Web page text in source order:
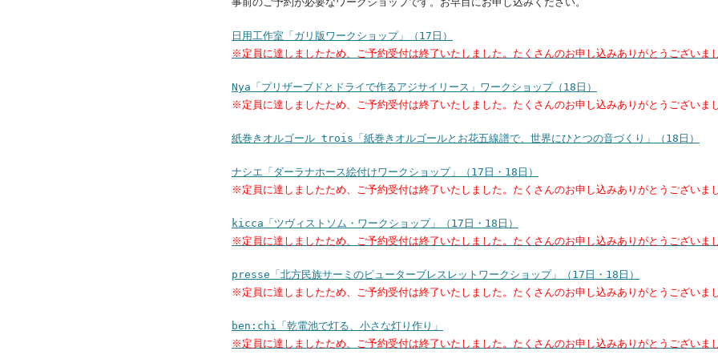
日用工作室「ガリ版ワークショップ」（17日）
※定員に達しましたため、ご予約受付は終了いたしました。たくさんのお申し込みありがとうございまし
Nya「プリザーブドとドライで作るアジサイリース」ワークショップ（18日）
※定員に達しましたため、ご予約受付は終了いたしました。たくさんのお申し込みありがとうございまし
紙巻きオルゴール trois「紙巻きオルゴールとお花五線譜で、世界にひとつの音づくり」（18日）
ナシエ「ダーラナホース絵付けワークショップ」（17日・18日）
※定員に達しましたため、ご予約受付は終了いたしました。たくさんのお申し込みありがとうございまし
kicca「ツヴィストソム・ワークショップ」（17日・18日）
※定員に達しましたため、ご予約受付は終了いたしました。たくさんのお申し込みありがとうございまし
presse「北方民族サーミのピューターブレスレットワークショップ」（17日・18日）
※定員に達しましたため、ご予約受付は終了いたしました。たくさんのお申し込みありがとうございまし
ben:chi「乾電池で灯る、小さな灯り作り」
※定員に達しましたため、ご予約受付は終了いたしました。たくさんのお申し込みありがとうございまし